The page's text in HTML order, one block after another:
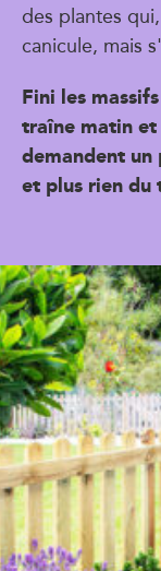
des plantes
canicule, mais
Fini les
traîne matin et
demandent
et plus rien du